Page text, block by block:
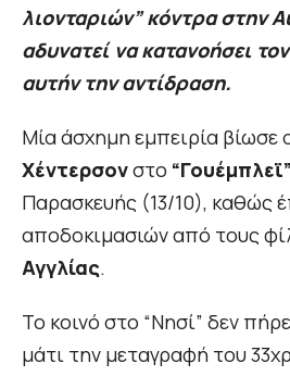
λιονταριών” κόντρα στην
αδυνατεί να κατανοήσει
αυτήν την αντίδραση.
Μία άσχημη εμπειρία βίωσε
Χέντερσονστο “Γουέμπλεϊ”
Παρασκευής (13/10), καθώς
αποδοκιμασιών από τους
Αγγλίας.
Το κοινό στο “Νησί” δεν
μάτι την μεταγραφή του